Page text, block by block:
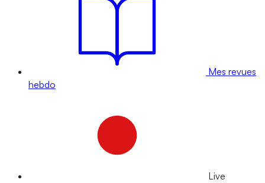
Mes revues
hebdo
Live